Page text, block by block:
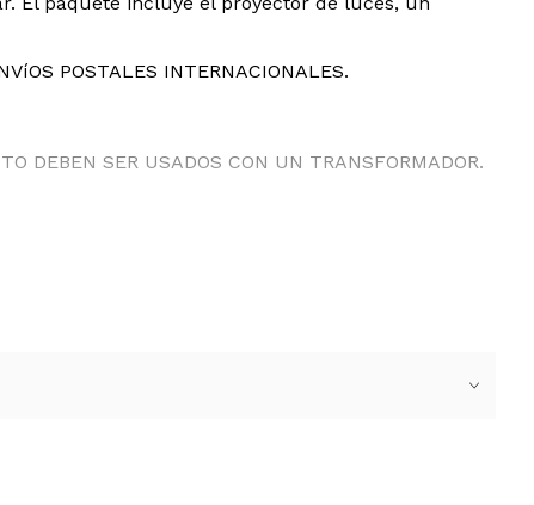
POSTALES INTERNACIONALES.
DEBEN SER USADOS CON UN TRANSFORMADOR.